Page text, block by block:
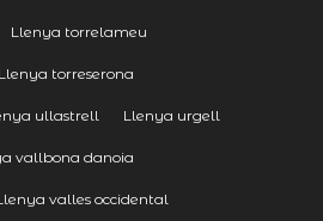
Llenya torrelameu
Llenya torreserona
ullastrell Llenya urgell
vallbona danoia
valles occidental